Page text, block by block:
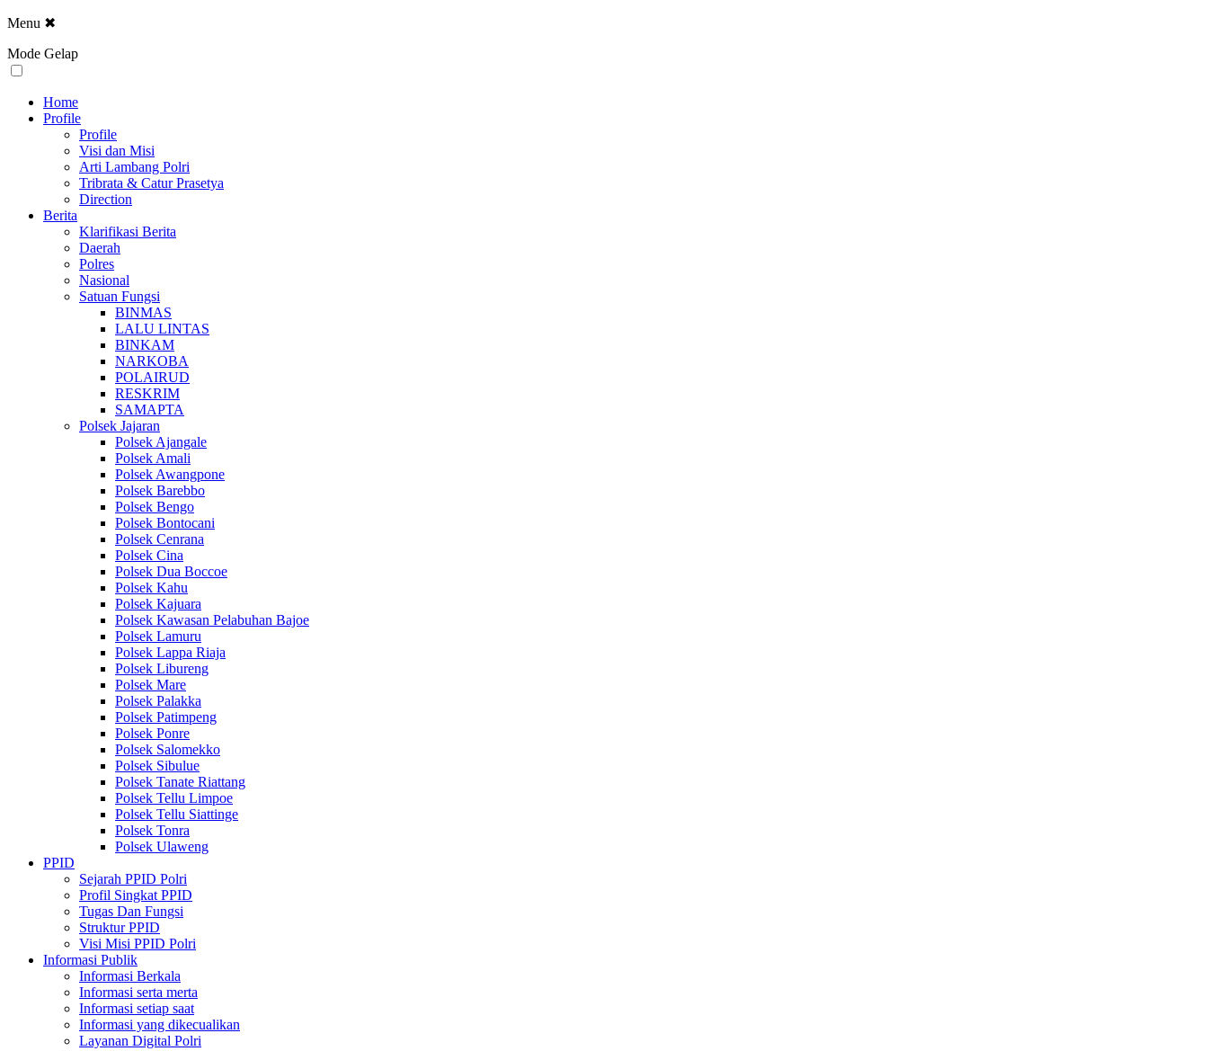
Menu ✖
Mode Gelap
Home
Profile
Profile
Visi dan Misi
Arti Lambang Polri
Tribrata & Catur Prasetya
Direction
Berita
Klarifikasi Berita
Daerah
Polres
Nasional
Satuan Fungsi
BINMAS
LALU LINTAS
BINKAM
NARKOBA
POLAIRUD
RESKRIM
SAMAPTA
Polsek Jajaran
Polsek Ajangale
Polsek Amali
Polsek Awangpone
Polsek Barebbo
Polsek Bengo
Polsek Bontocani
Polsek Cenrana
Polsek Cina
Polsek Dua Boccoe
Polsek Kahu
Polsek Kajuara
Polsek Kawasan Pelabuhan Bajoe
Polsek Lamuru
Polsek Lappa Riaja
Polsek Libureng
Polsek Mare
Polsek Palakka
Polsek Patimpeng
Polsek Ponre
Polsek Salomekko
Polsek Sibulue
Polsek Tanate Riattang
Polsek Tellu Limpoe
Polsek Tellu Siattinge
Polsek Tonra
Polsek Ulaweng
PPID
Sejarah PPID Polri
Profil Singkat PPID
Tugas Dan Fungsi
Struktur PPID
Visi Misi PPID Polri
Informasi Publik
Informasi Berkala
Informasi serta merta
Informasi setiap saat
Informasi yang dikecualikan
Layanan Digital Polri